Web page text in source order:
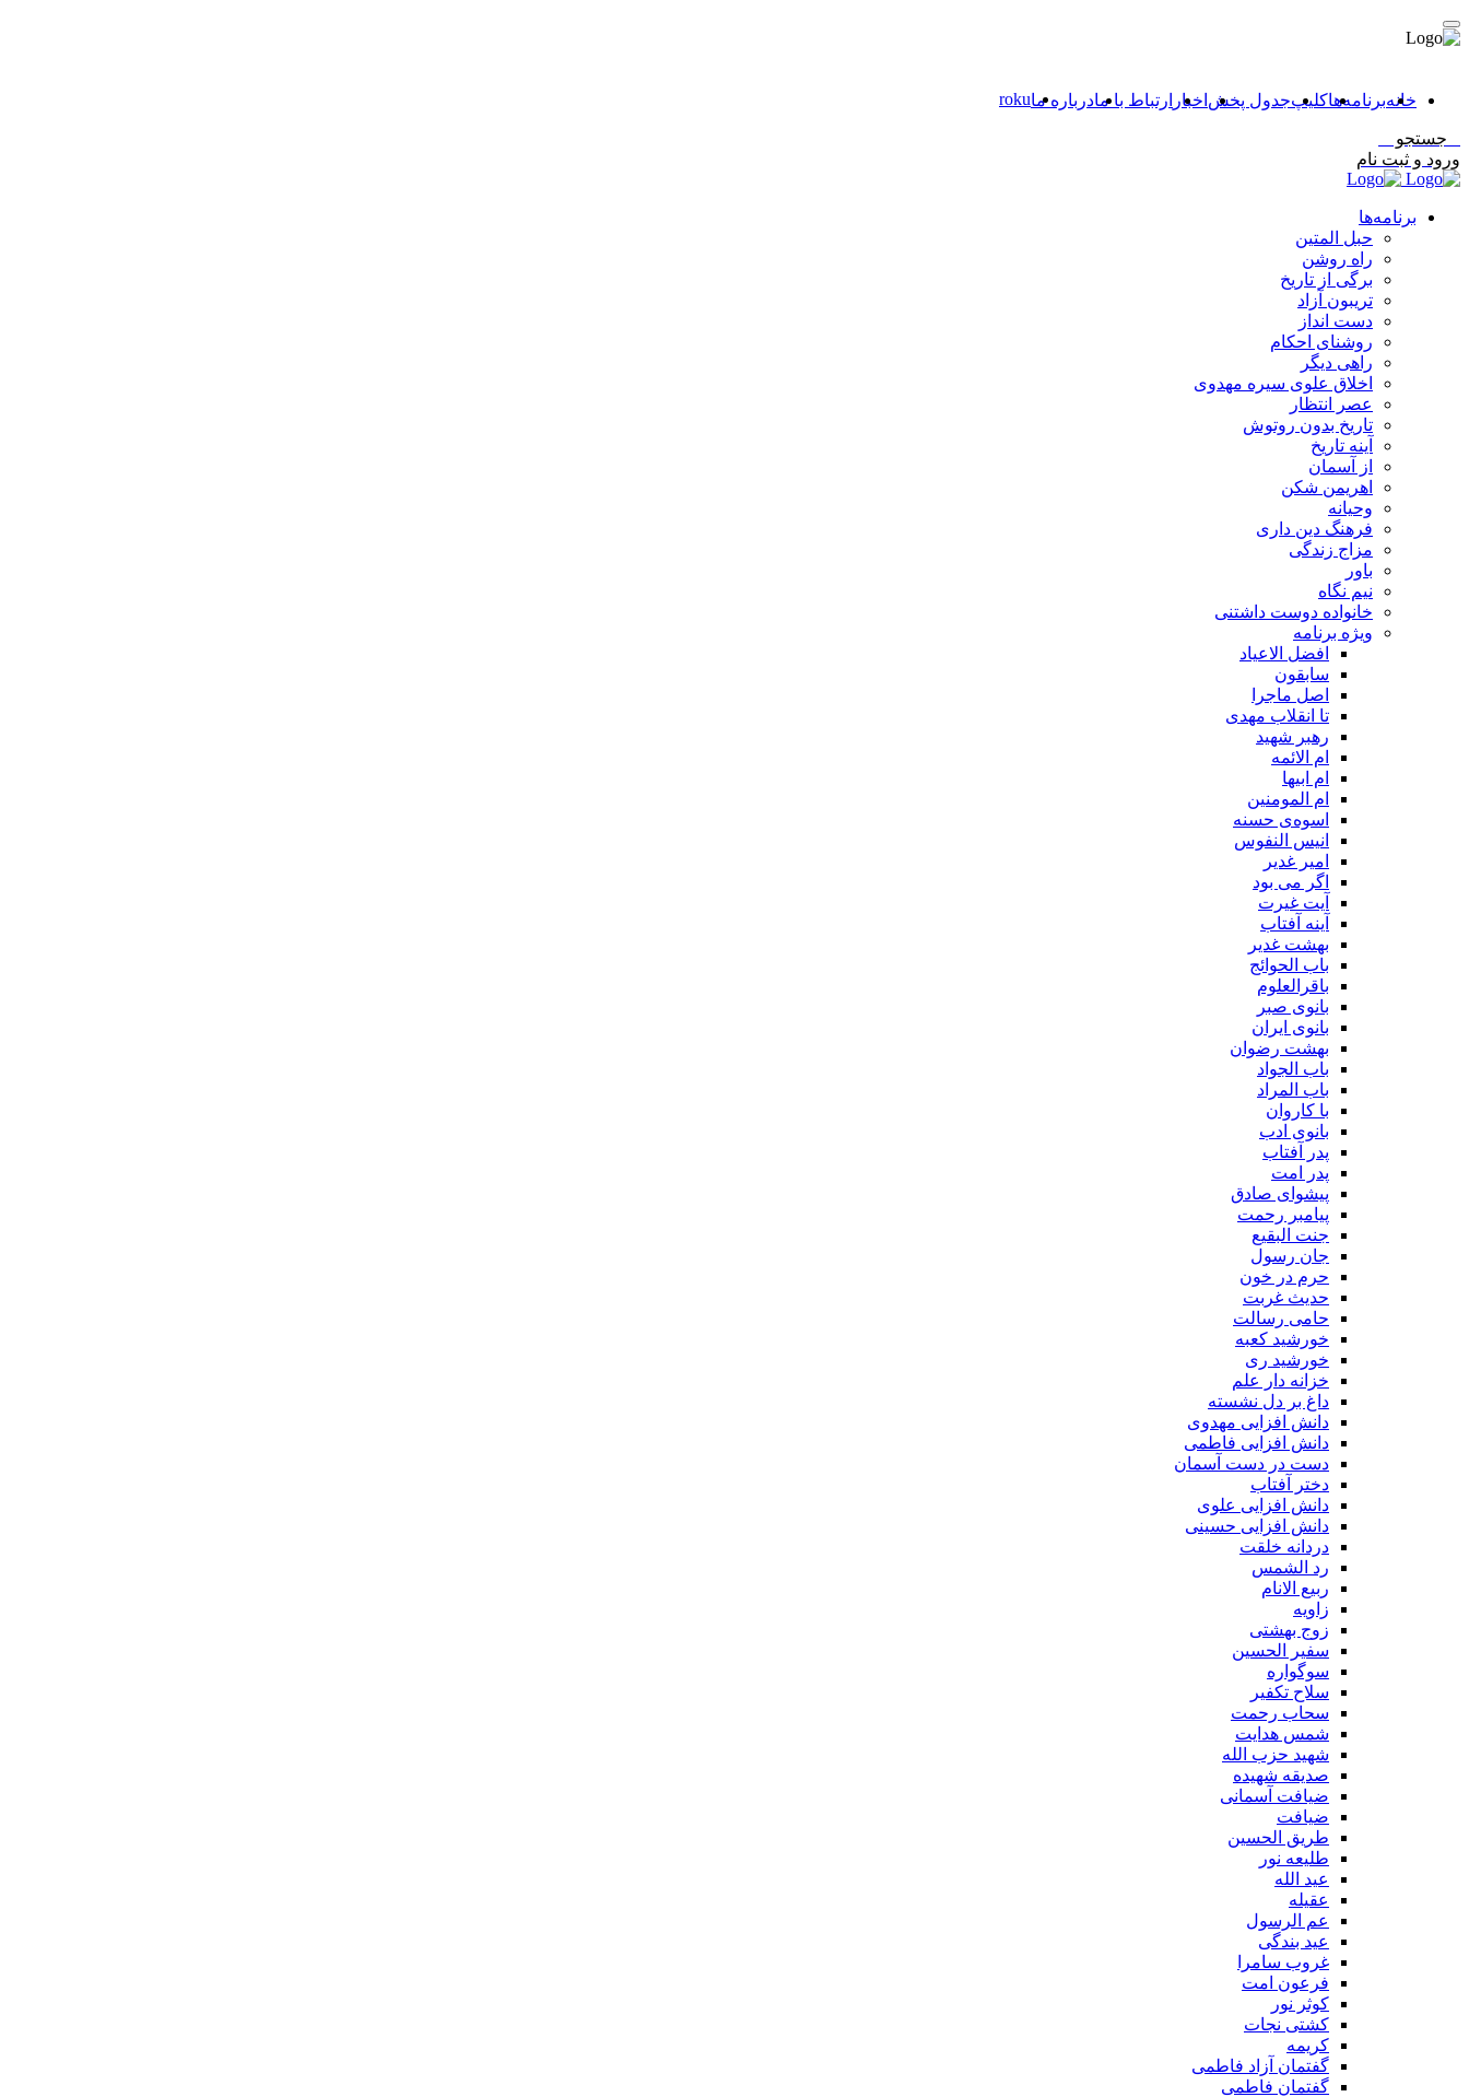
خانهبرنامه‌هاکلیپجدول پخش اخبار ارتباط با مادرباره ماroku
جستجو
ورود و ثبت نام
برنامه‌ها
حبل المتین
راه روشن
برگی از تاریخ
تریبون آزاد
دست انداز
روشنای احکام
راهی دیگر
اخلاق علوی سیره مهدوی
عصر انتظار
تاریخ بدون روتوش
آینه تاریخ
از آسمان
اهریمن شکن
وحیانه
فرهنگ دین داری
مزاج زندگی
باور
نیم نگاه
خانواده دوست داشتنی
ویژه برنامه
افضل الاعیاد
سابقون
اصل ماجرا
تا انقلاب مهدی
رهبر شهید
ام الائمه
ام ابیها
ام المومنین
اسوه‌ی حسنه
انیس النفوس
امیر غدیر
اگر می بود
آیت غیرت
آینه آفتاب
بهشت غدیر
باب الحوائج
باقرالعلوم
بانوی صبر
بانوی ایران
بهشت رضوان
باب الجواد
باب المراد
با کاروان
بانوی ادب
پدر آفتاب
پدر امت
پیشوای صادق
پیامبر رحمت
جنت البقیع
جان رسول
حرم در خون
حدیث غربت
حامی رسالت
خورشید کعبه
خورشید ری
خزانه دار علم
داغ بر دل نشسته
دانش افزایی مهدوی
دانش افزایی فاطمی
دست در دست آسمان
دختر آفتاب
دانش افزایی علوی
دانش افزایی حسینی
دردانه خلقت
رد الشمس
ربیع الانام
زاویه
زوج بهشتی
سفیر الحسین
سوگواره
سلاح تکفیر
سحاب رحمت
شمس هدایت
شهید حزب الله
صدیقه شهیده
ضیافت آسمانی
ضیافت
طریق الحسین
طلیعه نور
عید الله
عقیله
عم الرسول
عید بندگی
غروب سامرا
فرعون امت
کوثر نور
کشتی نجات
کریمه
گفتمان آزاد فاطمی
گفتمان فاطمی